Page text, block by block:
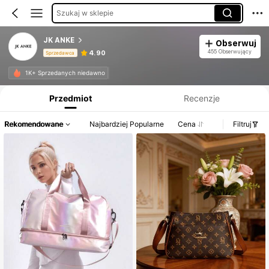
Szukaj w sklepie
JK ANKE
Sprzedawca 4.90
Obserwuj
455 Obserwujący
1K+ Sprzedanych niedawno
Przedmiot Recenzje
Rekomendowane Najbardziej Popularne Cena Filtruj